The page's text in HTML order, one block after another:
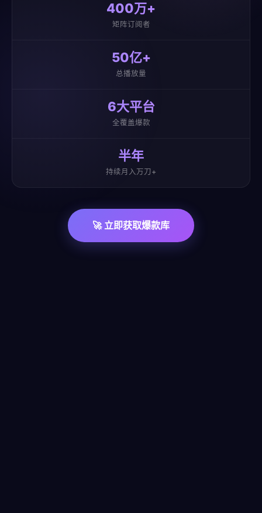
400万+
矩阵订阅者
50亿+
总播放量
6大平台
全覆盖爆款
半年
持续月入万刀+
🚀 立即获取爆款库